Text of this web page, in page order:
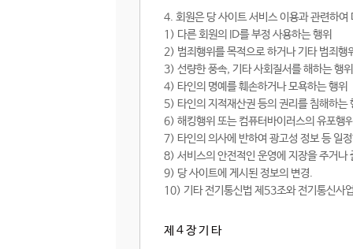
4. 회원은 당 사이트 서비스 이용과 관련하
1) 다른 회원의 ID를 부정 사용하는 행위
2) 범죄행위를 목적으로 하거나 기타 범죄행
3) 선량한 풍속, 기타 사회질서를 해하는 행위
4) 타인의 명예를 훼손하거나 모욕하는 행위
5) 타인의 지적재산권 등의 권리를 침해하는
6) 해킹행위 또는 컴퓨터바이러스의 유포행
7) 타인의 의사에 반하여 광고성 정보 등 일
8) 서비스의 안전적인 운영에 지장을 주거나
9) 당 사이트에 게시된 정보의 변경.
10) 기타 전기통신법 제53조와 전기통신사
제 4 장 기 타